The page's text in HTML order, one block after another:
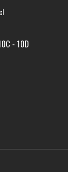
- 10D